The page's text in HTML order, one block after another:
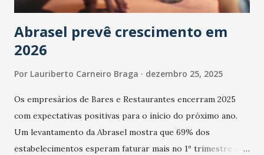
Abrasel prevê crescimento em
2026
Por Lauriberto Carneiro Braga dezembro 25, 2025
Os empresários de Bares e Restaurantes encerram 2025
com expectativas positivas para o início do próximo ano.
Um levantamento da Abrasel mostra que 69% dos
estabelecimentos esperam faturar mais no 1º trimestre de